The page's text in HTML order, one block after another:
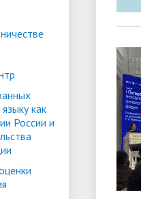
Российской
как
России и